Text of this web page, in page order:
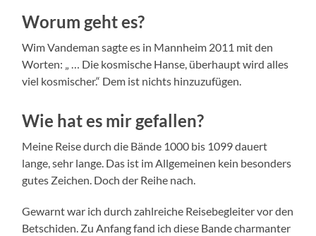
Worum geht es?
Wim Vandeman sagte es in Mannheim 2011 mit den
Worten: „ … Die kosmische Hanse, überhaupt wird alles
viel kosmischer.“ Dem ist nichts hinzuzufügen.
Wie hat es mir gefallen?
Meine Reise durch die Bände 1000 bis 1099 dauert
lange, sehr lange. Das ist im Allgemeinen kein besonders
gutes Zeichen. Doch der Reihe nach.
Gewarnt war ich durch zahlreiche Reisebegleiter vor den
Betschiden. Zu Anfang fand ich diese Bande charmanter